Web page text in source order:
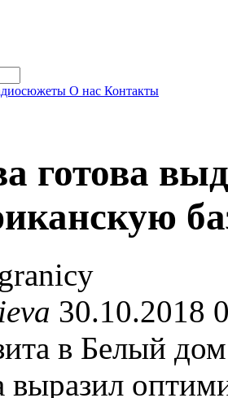
О нас Контакты
готова
30.10.2018
в Белый
выразил